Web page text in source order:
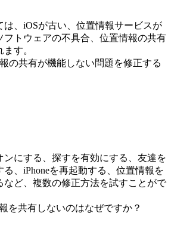
、iOSが古い、位置情報サービスが
フトウェアの不具合、位置情報の共有
す。
の共有が機能しない問題を修正する
ンにする、探すを有効にする、友達を
、iPhoneを再起動する、位置情報を
など、複数の修正方法を試すことがで
を共有しないのはなぜですか？